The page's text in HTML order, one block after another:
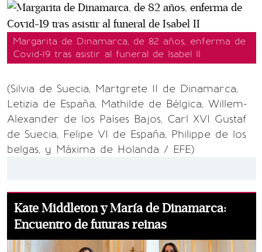
Margarita de Dinamarca, de 82 años, enferma de
Covid-19 tras asistir al funeral de Isabel II
(Silvia de Suecia, Martgrete II de Dinamarca,
Letizia de España, Mathilde de Bélgica, Willem-
Alexander de los Países Bajos, Carl XVI Gustaf
de Suecia, Felipe VI de España, Philippe de los
belgas, y Máxima de Holanda / EFE)
Kate Middleton y María de Dinamarca:
Encuentro de futuras reinas